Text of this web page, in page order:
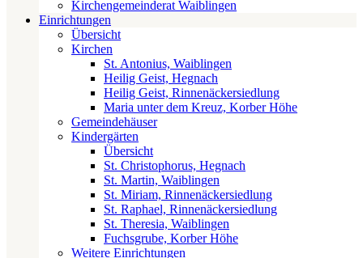
Kirchengemeinderat Waiblingen
Einrichtungen
Übersicht
Kirchen
St. Antonius, Waiblingen
Heilig Geist, Hegnach
Heilig Geist, Rinnenäckersiedlung
Maria unter dem Kreuz, Korber Höhe
Gemeindehäuser
Kindergärten
Übersicht
St. Christophorus, Hegnach
St. Martin, Waiblingen
St. Miriam, Rinnenäckersiedlung
St. Raphael, Rinnenäckersiedlung
St. Theresia, Waiblingen
Fuchsgrube, Korber Höhe
Weitere Einrichtungen